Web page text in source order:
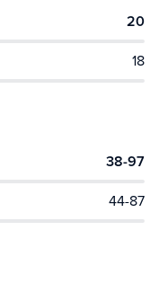
20
18
38-97
44-87